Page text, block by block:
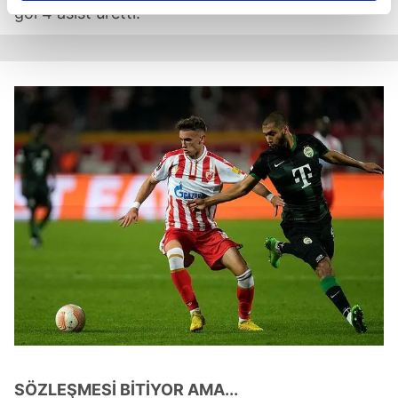
reklamların maliyetlerimizi karşılamak noktasında tek gelir
Her halükârda, kullanıcılar, bu çerezlere izin vermedikleri
takdirde, kullanıcılara hedefli reklamlar
gösterilmeyecektir."
Sizlere daha iyi bir hizmet sunabilmek için İnternet
Sitemizde kendimize ve üçüncü kişilere ait çerezler
kullanılmaktadır. Bu çerezler vasıtasıyla çeşitli kişisel
verileriniz işlenmekte olup gerekli olan çerezler bilgi
toplumu hizmetlerinin sunulması amacıyla
kullanılmaktadır. Diğer çerezler, sitemizin daha işlevsel
kılınması ve kişiselleştirilmesi ve sizlere yönelik
reklam/pazarlama faaliyetlerinin yapılması, amaçlarıyla
sınırlı olarak açık rızanız dahilinde kullanılacaktır.
Çerezlere ilişkin tercihlerinizi aşağıda yer alan panel
gol 4 asist üretti.
SÖZLEŞMESİ BİTİYOR AMA...